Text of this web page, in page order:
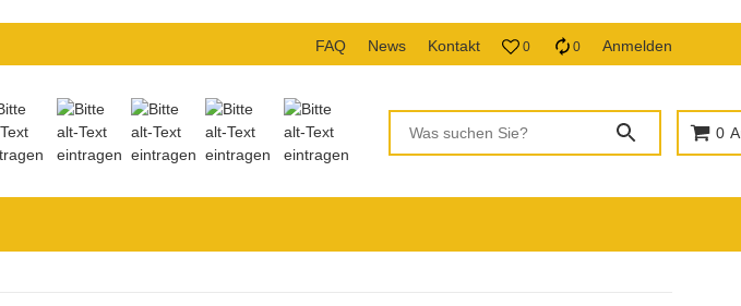
FAQ News Kontakt 0 0 Anmelden
0